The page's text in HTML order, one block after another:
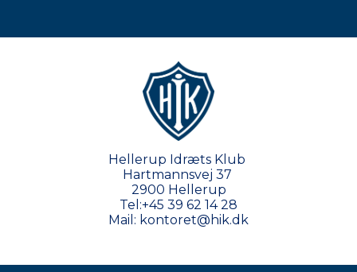
Hellerup Idræts Klub
Hartmannsvej 37
2900 Hellerup
Tel:+45 39 62 14 28
Mail: kontoret@hik.dk